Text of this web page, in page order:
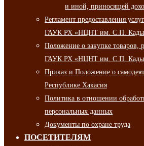
и иной, приносящей
Регламент предоставления
ГАУК РХ «НЦНТ им. С.П.
Положение о закупке товаров,
ГАУК РХ «НЦНТ им. С.П.
Приказ и Положение о
Республике Хакасия
Политика в отношении
персональных данных
Документы по охране труда
ПОСЕТИТЕЛЯМ